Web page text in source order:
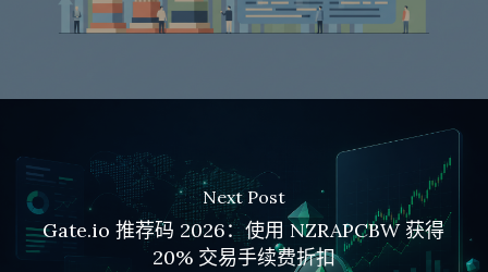
Next Post
Gate.io 推荐码 2026：使用 NZRAPCBW 获得
20% 交易手续费折扣